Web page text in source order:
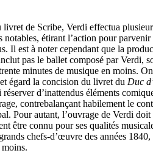
livret de Scribe, Verdi effectua
notables, étirant l’action pour
Il est à noter cependant que la
pas le ballet composé par Verdi,
minutes de musique en moins. On
égard la concision du livret du Duc
réserver d’inattendus éléments
contrebalançant habilement le
Pour autant, l’ouvrage de Verdi doit
être connu pour ses qualités
chefs-d’œuvre des années 1840,